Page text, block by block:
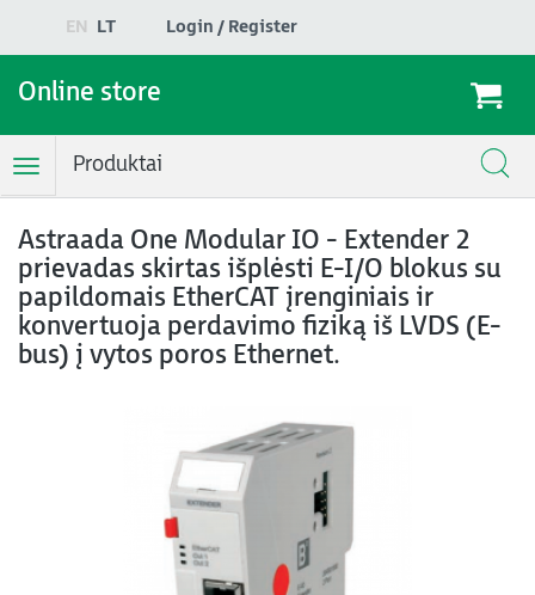
EN LT Login / Register
Online store
ToggleProduktai
Astraada One Modular IO - Extender 2
prievadas skirtas išplėsti E-I/O blokus su
papildomais EtherCAT įrenginiais ir
konvertuoja perdavimo fiziką iš LVDS (E-
bus) į vytos poros Ethernet.